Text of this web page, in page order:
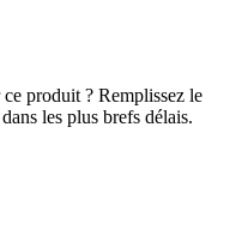
produit ? Remplissez le
les plus brefs délais.